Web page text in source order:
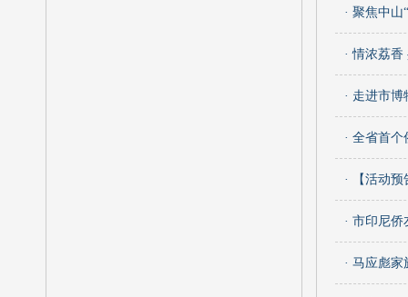
· 聚焦中
· 情浓荔
· 走进市
· 全省首
· 【活动
· 市印尼
· 马应彪